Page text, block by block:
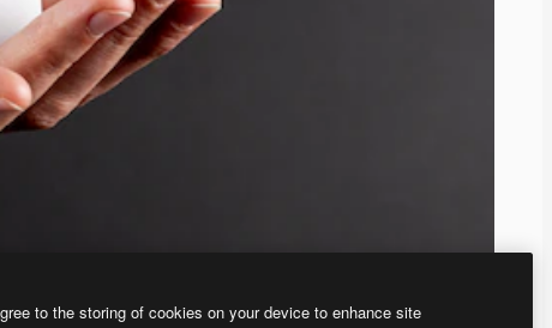
to the storing of cookies on your device to enhance site